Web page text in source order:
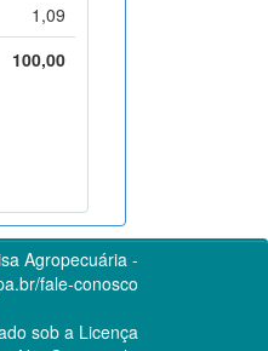
1,09
100,00
Agropecuária -
fale-conosco
sob a Licença